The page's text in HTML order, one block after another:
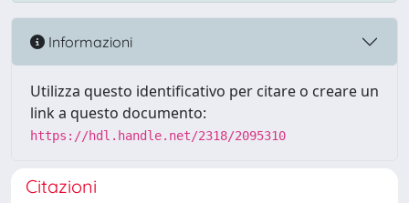
Informazioni
Utilizza questo identificativo per citare o creare un
link a questo documento:
https://hdl.handle.net/2318/2095310
Citazioni